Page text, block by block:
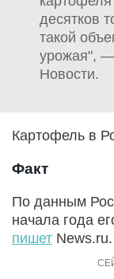
десятков
такой
урожая", —
Новости.
Картофель в
Факт
По данным
начала года
пишет News.ru.